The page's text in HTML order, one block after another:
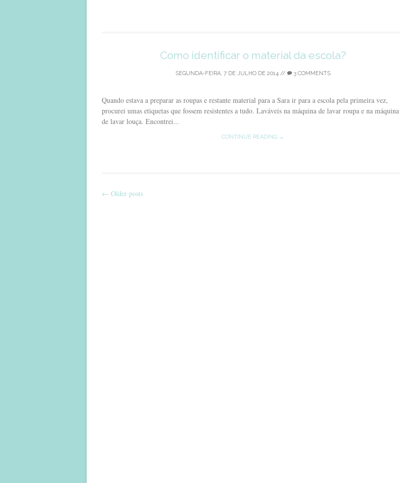
Como identificar o material da escola?
SEGUNDA-FEIRA, 7 DE JULHO DE 2014 // 3 COMMENTS
Quando estava a preparar as roupas e restante material para a Sara ir para a escola pela primeira vez,
procurei umas etiquetas que fossem resistentes a tudo. Laváveis na máquina de lavar roupa e na máquina
de lavar louça. Encontrei...
CONTINUE READING →
Post
← Older posts